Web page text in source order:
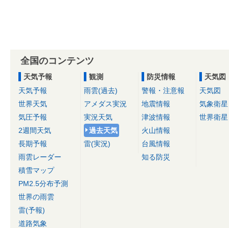
全国のコンテンツ
天気予報
天気予報
世界天気
気圧予報
2週間天気
長期予報
雨雲レーダー
積雪マップ
PM2.5分布予測
世界の雨雲
雷(予報)
道路気象
観測
雨雲(過去)
アメダス実況
実況天気
過去天気
雷(実況)
防災情報
警報・注意報
地震情報
津波情報
火山情報
台風情報
知る防災
天気図
天気図
気象衛星
世界衛星